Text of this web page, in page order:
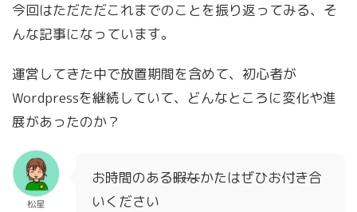
今回はただただこれまでのことを振り返ってみる、そ
んな記事になっています。
運営してきた中で放置期間を含めて、初心者が
Wordpressを継続していて、どんなところに変化や進
展があったのか？
松星
お時間のある暇なかたはぜひお付き合
いください